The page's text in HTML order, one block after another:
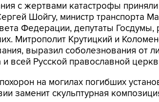
с жертвами катастрофы
Шойгу, министр транспорта
Федерации, депутаты Госдумы,
Митрополит Крутицкий и
выразил соболезнования от
и всей Русской православной
на могилах погибших
заменит скульптурная